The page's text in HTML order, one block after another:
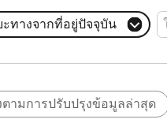
ะทางจากที่อยู่ปัจจุบัน
ตามการปรับปรุงข้อมูลล่าสุด